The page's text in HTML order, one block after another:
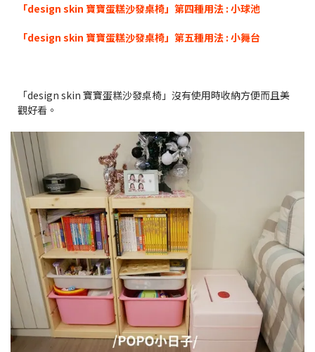
「design skin 寶寶蛋糕沙發桌椅」第四種用法 : 小球池
「design skin 寶寶蛋糕沙發桌椅」第五種用法 : 小舞台
「design skin 寶寶蛋糕沙發桌椅」沒有使用時收納方便而且美
觀好看。